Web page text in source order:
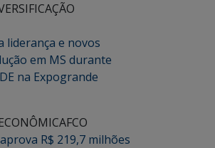
liderança e novos
em MS durante
na Expogrande
FCO
R$ 219,7 milhões